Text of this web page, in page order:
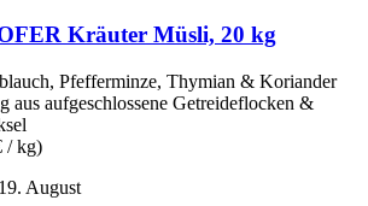
Kräuter Müsli, 20 kg
Pfefferminze, Thymian & Koriander
aus aufgeschlossene Getreideflocken &
/ kg)
August